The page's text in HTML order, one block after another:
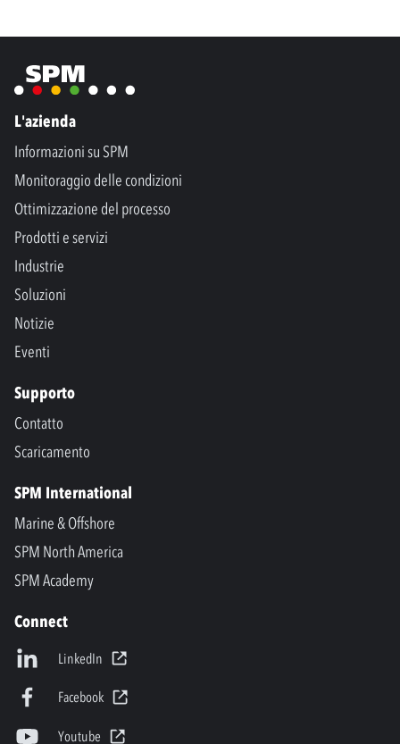
L'azienda
Informazioni su SPM
Monitoraggio delle condizioni
Ottimizzazione del processo
Prodotti e servizi
Industrie
Soluzioni
Notizie
Eventi
Supporto
Contatto
Scaricamento
SPM International
Marine & Offshore
SPM North America
SPM Academy
Connect
LinkedIn
Facebook
Youtube